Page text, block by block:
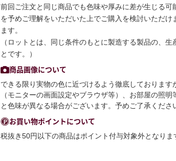
前回ご注文と同じ商品でも色味や厚みに差が生じる可
を予めご理解をいただいた上でご購入を検討いただけ
ます。
（ロットとは、同じ条件のもとに製造する製品の、生
とです。）
商品画像について
できる限り実物の色に近づけるよう徹底しております
（モニターの画面設定やブラウザ等）、お部屋の照明
と色味が異なる場合がございます。予めご了承くださ
お買い物ポイントについて
税抜き50円以下の商品はポイント付与対象外となりま